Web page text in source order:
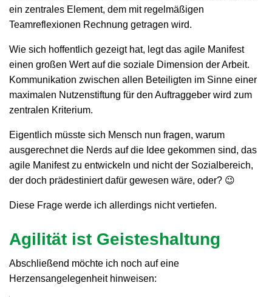
ein zentrales Element, dem mit regelmäßigen
Teamreflexionen Rechnung getragen wird.
Wie sich hoffentlich gezeigt hat, legt das agile Manifest
einen großen Wert auf die soziale Dimension der Arbeit.
Kommunikation zwischen allen Beteiligten im Sinne einer
maximalen Nutzenstiftung für den Auftraggeber wird zum
zentralen Kriterium.
Eigentlich müsste sich Mensch nun fragen, warum
ausgerechnet die Nerds auf die Idee gekommen sind, das
agile Manifest zu entwickeln und nicht der Sozialbereich,
der doch prädestiniert dafür gewesen wäre, oder? 😉
Diese Frage werde ich allerdings nicht vertiefen.
Agilität ist Geisteshaltung
Abschließend möchte ich noch auf eine
Herzensangelegenheit hinweisen: